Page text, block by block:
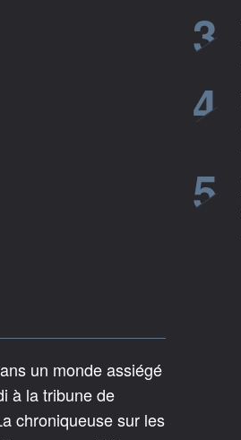
un monde assiégé
à la tribune de
chroniqueuse sur les
3
4
5